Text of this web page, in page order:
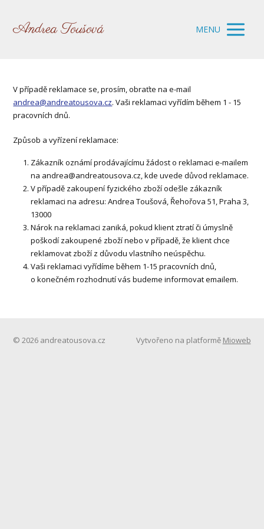
Andrea Toušová MENU
V případě reklamace se, prosím, obraťte na e-mail
andrea@andreatousova.cz. Vaši reklamaci vyřídím během 1 - 15
pracovních dnů.
Způsob a vyřízení reklamace:
Zákazník oznámí prodávajícímu žádost o reklamaci e-mailem
na andrea@andreatousova.cz, kde uvede důvod reklamace.
V případě zakoupení fyzického zboží odešle zákazník
reklamaci na adresu: Andrea Toušová, Řehořova 51, Praha 3,
13000
Nárok na reklamaci zaniká, pokud klient ztratí či úmyslně
poškodí zakoupené zboží nebo v případě, že klient chce
reklamovat zboží z důvodu vlastního neúspěchu.
Vaši reklamaci vyřídíme během 1-15 pracovních dnů,
o konečném rozhodnutí vás budeme informovat emailem.
© 2026 andreatousova.cz Vytvořeno na platformě Mioweb